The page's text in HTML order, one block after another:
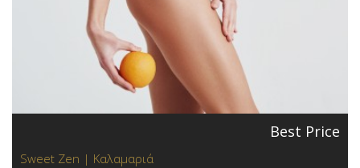
Best Price
Sweet Zen | Καλαμαριά